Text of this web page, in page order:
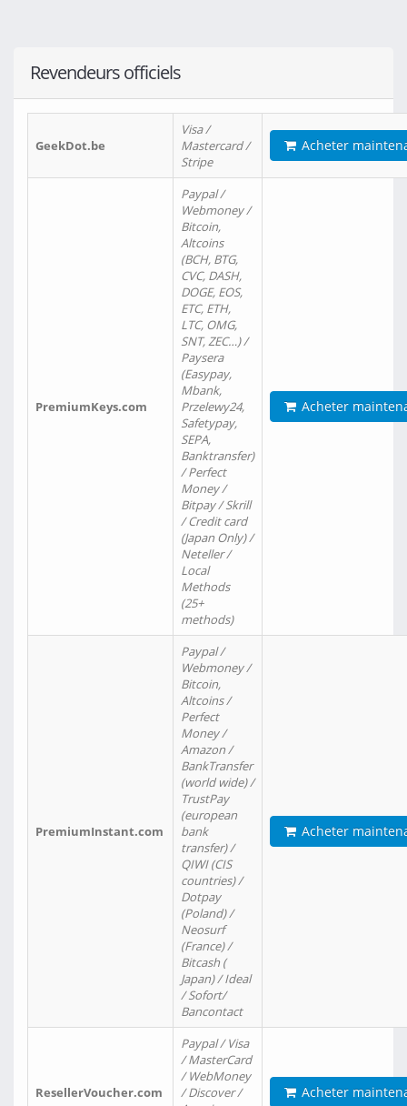
Revendeurs officiels
GeekDot.be
Visa /
Mastercard /
Stripe
Acheter
PremiumKeys.com
Paypal /
Webmoney /
Bitcoin,
Altcoins
(BCH, BTG,
CVC, DASH,
DOGE, EOS,
ETC, ETH,
LTC, OMG,
SNT, ZEC…) /
Paysera
(Easypay,
Mbank,
Przelewy24,
Safetypay,
SEPA,
Banktransfer)
/ Perfect
Money /
Bitpay / Skrill
/ Credit card
(Japan Only) /
Neteller /
Local
Methods
(25+
methods)
Acheter
PremiumInstant.com
Paypal /
Webmoney /
Bitcoin,
Altcoins /
Perfect
Money /
Amazon /
BankTransfer
(world wide) /
TrustPay
(european
bank
transfer) /
QIWI (CIS
countries) /
Dotpay
(Poland) /
Neosurf
(France) /
Bitcash (
Japan) / Ideal
/ Sofort/
Bancontact
Acheter
ResellerVoucher.com
Paypal / Visa
/ MasterCard
/ WebMoney
/ Discover /
Acheter